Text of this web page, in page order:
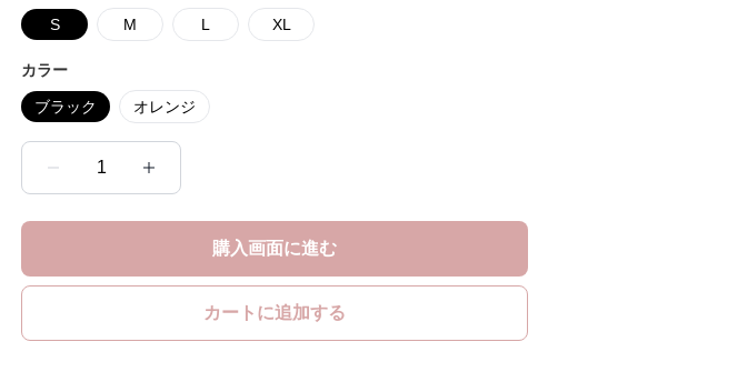
S M L XL
カラー
ブラック オレンジ
1
購入画面に進む
カートに追加する